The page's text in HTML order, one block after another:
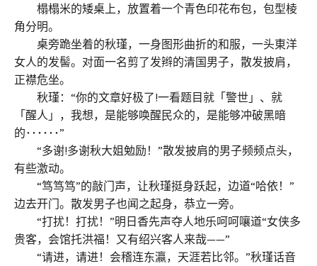
榻榻米的矮桌上，放置着一个青色印花布包，包型棱
角分明。
桌旁跪坐着的秋瑾，一身图形曲折的和服，一头東洋
女人的发髻。对面一名剪了发辫的清国男子，散发披肩，
正襟危坐。
秋瑾：“你的文章好极了!一看题目就「警世」、就
「醒人」，我想，是能够唤醒民众的，是能够冲破黑暗
的･･････”
“多谢!多谢秋大姐勉励！”散发披肩的男子频频点头，
有些激动。
“笃笃笃”的敲门声，让秋瑾挺身跃起，边道“哈依！”
边去开门。散发男子也闻之起身，恭立一旁。
“打扰！打扰！”明日香先声夺人地乐呵呵嚷道“女侠多
贵客，会馆托洪福！又有绍兴客人来哉——”
“请进，请进！会稽连东瀛，天涯若比邻。”秋瑾话音